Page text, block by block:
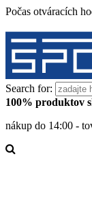
Počas otváracích
Search for:
100% produktov
nákup do 14:00 -